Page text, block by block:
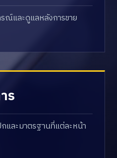
ณ์และดูแลหลังการขาย
ร
และมาตรฐานที่แต่ละหน้า